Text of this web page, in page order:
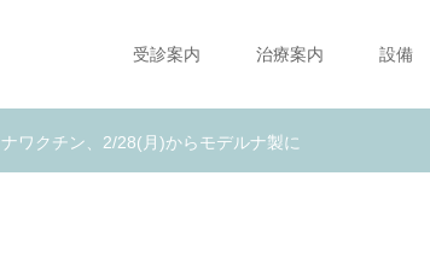
受診案内 治療案内 設備
ワクチン、2/28(月)からモデルナ製に